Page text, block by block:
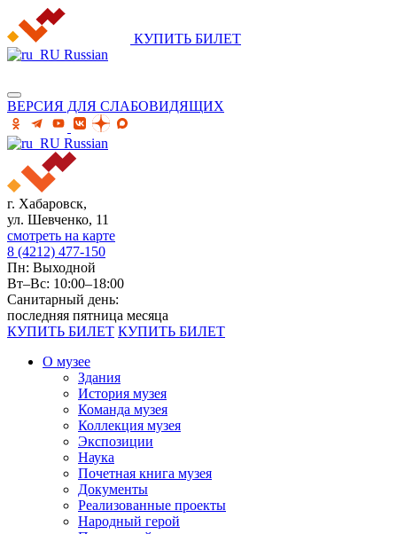
КУПИТЬ БИЛЕТ
Russian
ВЕРСИЯ ДЛЯ СЛАБОВИДЯЩИХ
Russian
г. Хабаровск,
ул. Шевченко, 11
смотреть на карте
8 (4212) 477-150
Пн: Выходной
Вт–Вс: 10:00–18:00
Санитарный день:
последняя пятница месяца
КУПИТЬ БИЛЕТ КУПИТЬ БИЛЕТ
О музее
Здания
История музея
Команда музея
Коллекция музея
Экспозиции
Наука
Почетная книга музея
Документы
Реализованные проекты
Народный герой